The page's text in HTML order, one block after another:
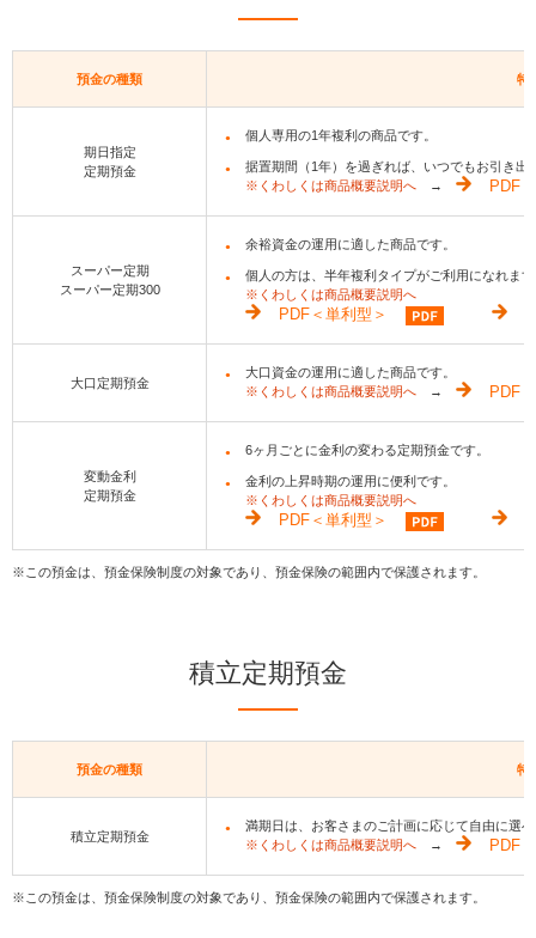
預金の種類 特
期日指定
定期預金
個人専用の1年複利の商品です。
据置期間（1年）を過ぎれば、いつでもお引き出
※くわしくは商品概要説明へ→ PDF
スーパー定期
スーパー定期300
余裕資金の運用に適した商品です。
個人の方は、半年複利タイプがご利用になれま
※くわしくは商品概要説明へ
PDF＜単利型＞
大口定期預金
大口資金の運用に適した商品です。
※くわしくは商品概要説明へ→ PDF
変動金利
定期預金
6ヶ月ごとに金利の変わる定期預金です。
金利の上昇時期の運用に便利です。
※くわしくは商品概要説明へ
PDF＜単利型＞
※この預金は、預金保険制度の対象であり、預金保険の範囲内で保護されます。
積立定期預金
預金の種類 特
積立定期預金
満期日は、お客さまのご計画に応じて自由に選
※くわしくは商品概要説明へ→ PDF
※この預金は、預金保険制度の対象であり、預金保険の範囲内で保護されます。